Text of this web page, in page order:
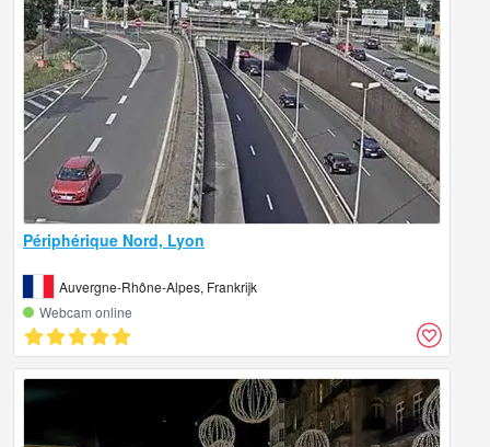
Périphérique Nord, Lyon
Auvergne-Rhône-Alpes, Frankrijk
Webcam online